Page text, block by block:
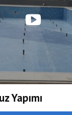
Yapımı